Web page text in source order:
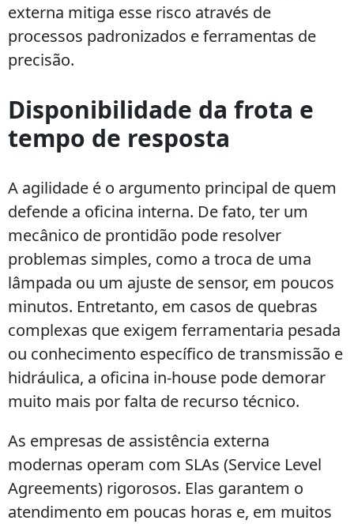
externa mitiga esse risco através de
processos padronizados e ferramentas de
precisão.
Disponibilidade da frota e
tempo de resposta
A agilidade é o argumento principal de quem
defende a oficina interna. De fato, ter um
mecânico de prontidão pode resolver
problemas simples, como a troca de uma
lâmpada ou um ajuste de sensor, em poucos
minutos. Entretanto, em casos de quebras
complexas que exigem ferramentaria pesada
ou conhecimento específico de transmissão e
hidráulica, a oficina in-house pode demorar
muito mais por falta de recurso técnico.
As empresas de assistência externa
modernas operam com SLAs (Service Level
Agreements) rigorosos. Elas garantem o
atendimento em poucas horas e, em muitos